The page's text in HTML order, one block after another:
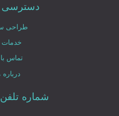
دسترسی
طراحی
خدمات
تماس
درباره
شماره